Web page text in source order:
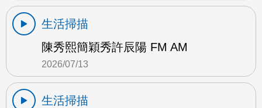
生活掃描
陳秀熙簡穎秀許辰陽 FM AM
2026/07/13
生活掃描